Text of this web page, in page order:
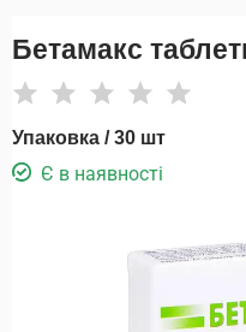
Бетамакс
Упаковка / 30 шт
Є в наявності